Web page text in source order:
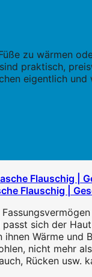
zu wärmen
praktisch,
eigentlich
Flauschig |
sich der Haut
Wärme und
nicht mehr
Rücken usw.